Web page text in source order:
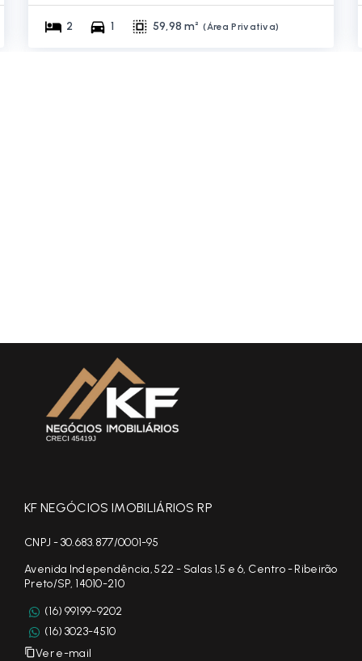
2 1 59,98 m² (Área Privativa)
KF NEGÓCIOS IMOBILIÁRIOS RP
CNPJ - 30.683.877/0001-95
Avenida Independência, 522 - Salas 1,5 e 6, Centro - Ribeirão
Preto/SP, 14010-210
(16) 99199-9202
(16) 3023-4510
Ver e-mail